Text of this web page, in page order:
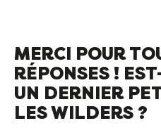
MERCI POUR
RÉPONSES !
UN DERNIER
LES WILDERS ?